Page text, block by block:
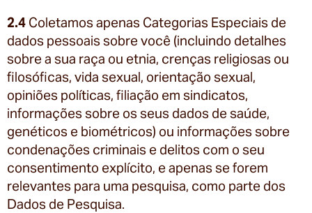
2.4 Coletamos apenas Categorias Especiais de
dados pessoais sobre você (incluindo detalhes
sobre a sua raça ou etnia, crenças religiosas ou
filosóficas, vida sexual, orientação sexual,
opiniões políticas, filiação em sindicatos,
informações sobre os seus dados de saúde,
genéticos e biométricos) ou informações sobre
condenações criminais e delitos com o seu
consentimento explícito, e apenas se forem
relevantes para uma pesquisa, como parte dos
Dados de Pesquisa.